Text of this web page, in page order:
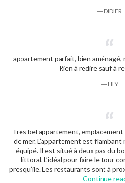
― DIDIER
appartement parfait, bien
Rien à redire sauf à
― LILY
Très bel appartement,
de mer. L’appartement est
équipé. Il est situé à deux pas du
littoral. L’idéal pour faire le tour
presqu’ile. Les restaurants sont à
Continue